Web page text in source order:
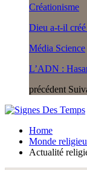
Créationisme
Dieu a-t-il
Média Science
L’ADN :
précédent
Home
Monde
Actualité